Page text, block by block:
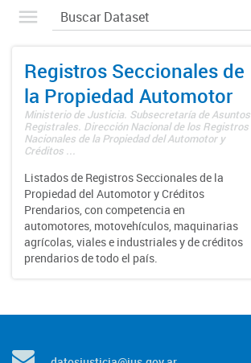
Registros Seccionales de
la Propiedad Automotor
Ministerio de Justicia. Subsecretaría de Asuntos
Registrales. Dirección Nacional de los Registros
Nacionales de la Propiedad del Automotor y
Créditos ...
Listados de Registros Seccionales de la
Propiedad del Automotor y Créditos
Prendarios, con competencia en
automotores, motovehículos, maquinarias
agrícolas, viales e industriales y de créditos
prendarios de todo el país.